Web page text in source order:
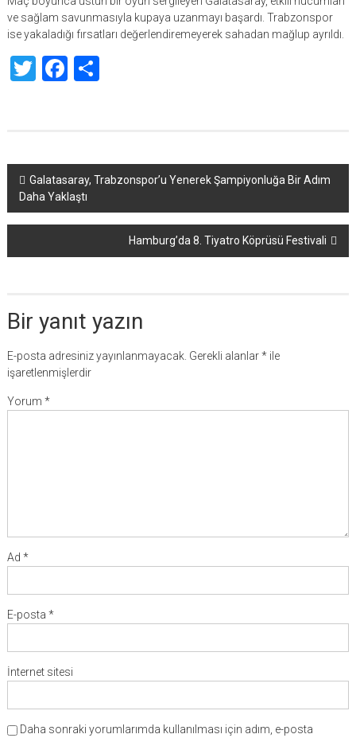
ve sağlam savunmasıyla kupaya uzanmayı başardı. Trabzonspor
ise yakaladığı fırsatları değerlendiremeyerek sahadan mağlup ayrıldı.
TwitterFacebook
Share
Yazı
dolaşımı
Galatasaray, Trabzonspor’u Yenerek Şampiyonluğa Bir Adım
Daha Yaklaştı
Hamburg’da 8. Tiyatro Köprüsü Festivali
Bir yanıt yazın
E-posta adresiniz yayınlanmayacak. Gerekli alanlar*ile
işaretlenmişlerdir
Yorum *
Ad *
E-posta *
İnternet sitesi
Daha sonraki yorumlarımda kullanılması için adım, e-posta